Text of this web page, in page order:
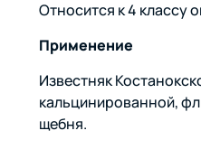
Относится к 4 классу
Применение
Известняк
кальцинированной,
щебня.